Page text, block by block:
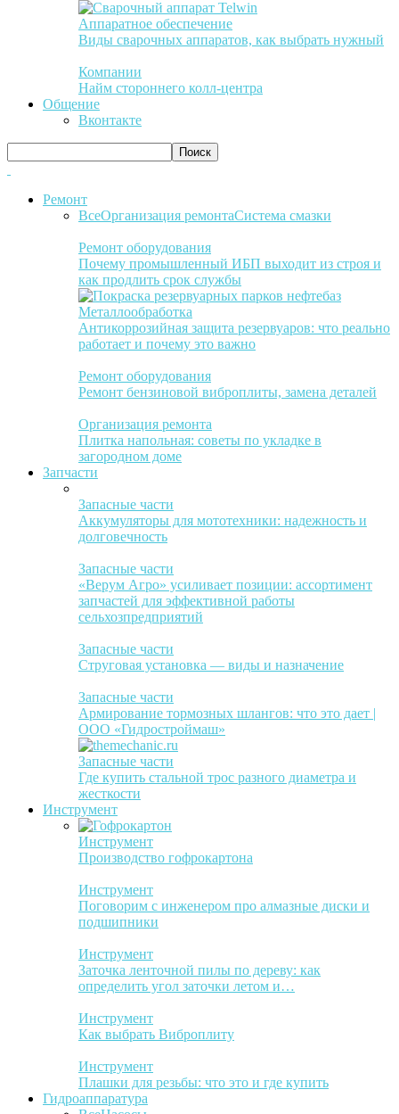
Аппаратное обеспечение
Виды сварочных аппаратов, как выбрать нужный
Компании
Найм стороннего колл-центра
Общение
Вконтакте
Ремонт
ВсеОрганизация ремонтаСистема смазки
Ремонт оборудования
Почему промышленный ИБП выходит из строя и
как продлить срок службы
Металлообработка
Антикоррозийная защита резервуаров: что реально
работает и почему это важно
Ремонт оборудования
Ремонт бензиновой виброплиты, замена деталей
Организация ремонта
Плитка напольная: советы по укладке в
загородном доме
Запчасти
Запасные части
Аккумуляторы для мототехники: надежность и
долговечность
Запасные части
«Верум Агро» усиливает позиции: ассортимент
запчастей для эффективной работы
сельхозпредприятий
Запасные части
Струговая установка — виды и назначение
Запасные части
Армирование тормозных шлангов: что это дает |
ООО «Гидростроймаш»
Запасные части
Где купить стальной трос разного диаметра и
жесткости
Инструмент
Инструмент
Производство гофрокартона
Инструмент
Поговорим с инженером про алмазные диски и
подшипники
Инструмент
Заточка ленточной пилы по дереву: как
определить угол заточки летом и…
Инструмент
Как выбрать Виброплиту
Инструмент
Плашки для резьбы: что это и где купить
Гидроаппаратура